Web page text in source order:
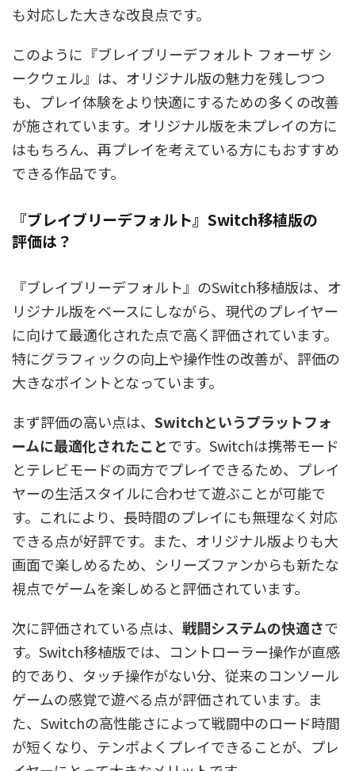
も対応した大きな改良点です。
このように『ブレイブリーデフォルト フォーザ シ
ークウェル』は、オリジナル版の魅力を残しつつ
も、プレイ体験をより快適にするための多くの改善
が施されています。オリジナル版を未プレイの方に
はもちろん、再プレイを考えている方にもおすすめ
できる作品です。
『ブレイブリーデフォルト』Switch移植版の
評価は？
『ブレイブリーデフォルト』のSwitch移植版は、オ
リジナル版をベースにしながら、現代のプレイヤー
に向けて最適化された点で高く評価されています。
特にグラフィックの向上や操作性の改善が、評価の
大きなポイントとなっています。
まず評価の高い点は、 Switchというプラットフォ
ームに最適化されたことです。Switchは携帯モード
とテレビモードの両方でプレイできるため、プレイ
ヤーの生活スタイルに合わせて遊ぶことが可能で
す。これにより、長時間のプレイにも無理なく対応
できる点が好評です。また、オリジナル版よりも大
画面で楽しめるため、シリーズファンからも新たな
視点でゲームを楽しめると評価されています。
次に評価されている点は、 戦闘システムの快適さで
す。Switch移植版では、コントローラー操作が直感
的であり、タッチ操作がない分、従来のコンソール
ゲームの感覚で遊べる点が評価されています。ま
た、Switchの高性能さによって戦闘中のロード時間
が短くなり、テンポよくプレイできることが、プレ